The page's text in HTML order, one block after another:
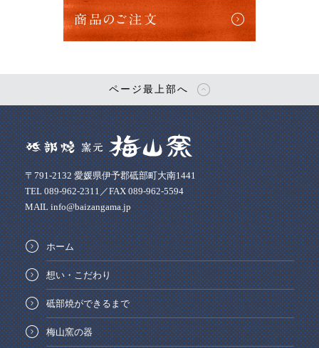
商品のご注文
ページ最上部へ
〒791-2132 愛媛県伊予郡砥部町大南1441
TEL 089-962-2311／FAX 089-962-5594
MAIL info@baizangama.jp
ホーム
想い・こだわり
砥部焼ができるまで
梅山窯の器